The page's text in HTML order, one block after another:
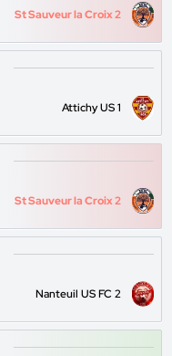
St Sauveur la Croix 2
Attichy US 1
St Sauveur la Croix 2
Nanteuil US FC 2